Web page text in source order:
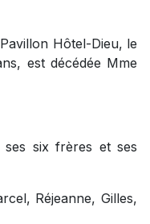
Hôtel-Dieu, le
est décédée Mme
ses six frères et ses
Réjeanne, Gilles,